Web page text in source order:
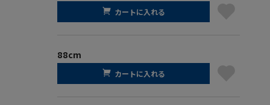
カートに入れる
88cm
カートに入れる